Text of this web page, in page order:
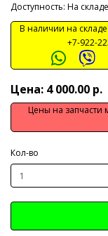
Доступность: На
В наличии на
+7-922-
Цена: 4 000.00 р.
Цены на запчасти
Кол-во